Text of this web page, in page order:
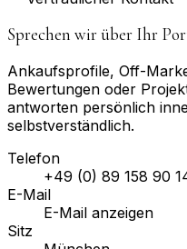
Sprechen wir über Ihr
Ankaufsprofile, Off-
Bewertungen oder
antworten persönlich
selbstverständlich.
Telefon
+49 (0) 89 158 90
E-Mail
E-Mail anzeigen
Sitz